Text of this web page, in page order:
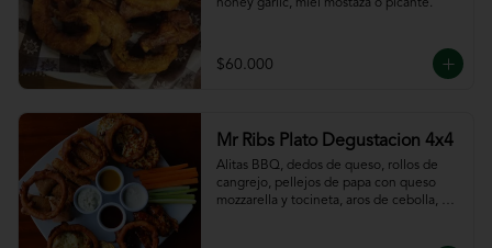
honey garlic, miel mostaza o picante.
$60.000
Mr Ribs Plato Degustacion 4x4
Alitas BBQ, dedos de queso, rollos de
cangrejo, pellejos de papa con queso
mozzarella y tocineta, aros de cebolla,